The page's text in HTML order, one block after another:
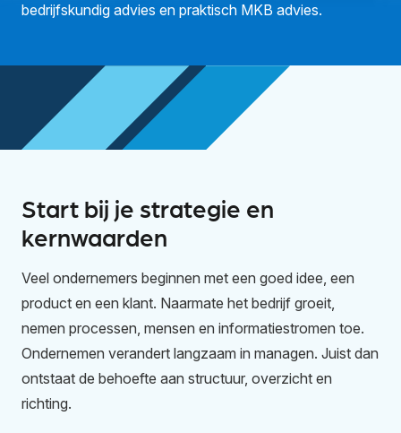
bedrijfskundig advies en praktisch MKB advies.
Start bij je strategie en
kernwaarden
Veel ondernemers beginnen met een goed idee, een
product en een klant. Naarmate het bedrijf groeit,
nemen processen, mensen en informatiestromen toe.
Ondernemen verandert langzaam in managen. Juist dan
ontstaat de behoefte aan structuur, overzicht en
richting.